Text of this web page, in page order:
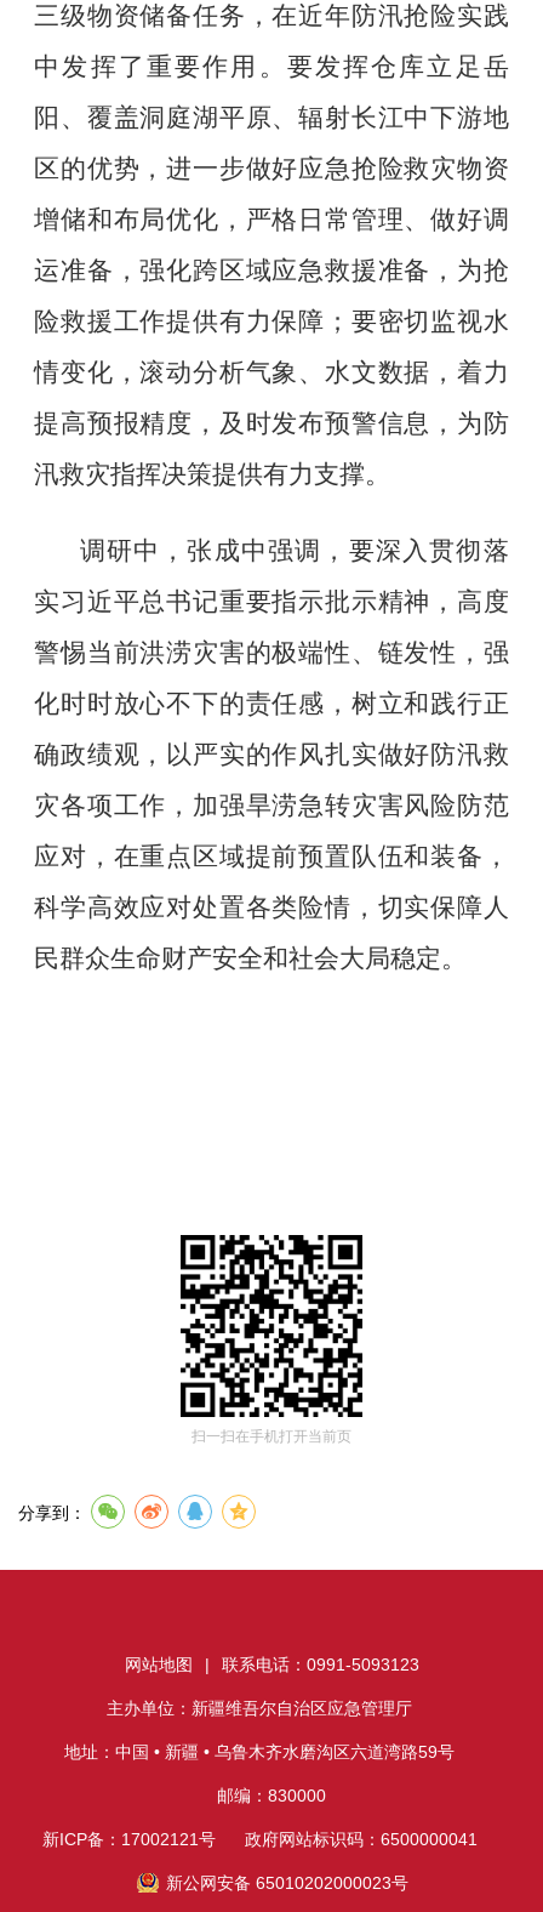
三级物资储备任务，在近年防汛抢险实践
中发挥了重要作用。要发挥仓库立足岳
阳、覆盖洞庭湖平原、辐射长江中下游地
区的优势，进一步做好应急抢险救灾物资
增储和布局优化，严格日常管理、做好调
运准备，强化跨区域应急救援准备，为抢
险救援工作提供有力保障；要密切监视水
情变化，滚动分析气象、水文数据，着力
提高预报精度，及时发布预警信息，为防
汛救灾指挥决策提供有力支撑。
调研中，张成中强调，要深入贯彻落
实习近平总书记重要指示批示精神，高度
警惕当前洪涝灾害的极端性、链发性，强
化时时放心不下的责任感，树立和践行正
确政绩观，以严实的作风扎实做好防汛救
灾各项工作，加强旱涝急转灾害风险防范
应对，在重点区域提前预置队伍和装备，
科学高效应对处置各类险情，切实保障人
民群众生命财产安全和社会大局稳定。
扫一扫在手机打开当前页
分享到：
网站地图 | 联系电话：0991-5093123
主办单位：新疆维吾尔自治区应急管理厅
地址：中国 • 新疆 • 乌鲁木齐水磨沟区六道湾路59号
邮编：830000
新ICP备：17002121号 政府网站标识码：6500000041
新公网安备 65010202000023号